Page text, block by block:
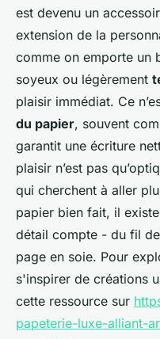
est devenu un
extension de la
comme on emporte un
soyeux ou légèrement
plaisir immédiat. Ce
du papier, souvent
garantit une écriture
plaisir n’est pas
qui cherchent à aller
papier bien fait, il
détail compte - du fil
page en soie. Pour
s'inspirer de créations
cette ressource sur
papeterie-luxe-alliant-